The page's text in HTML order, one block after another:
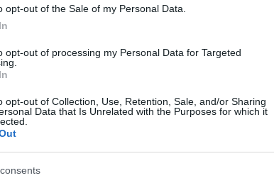
opt-out of the Sale of my Personal Data.
opt-out of processing my Personal Data for Targeted
opt-out of Collection, Use, Retention, Sale, and/or Sharing
Data that Is Unrelated with the Purposes for which it
στην παρουσίαση του
κόσμου στο γήπεδο
(video)
επιστήμονες
"φιλίες" μεταξύ